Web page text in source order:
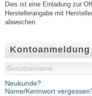
Kontoanmeldung
Neukunde?
Name/Kennwort
Dies ist eine Einladung zur
Herstellerangabe mit
abweichen.